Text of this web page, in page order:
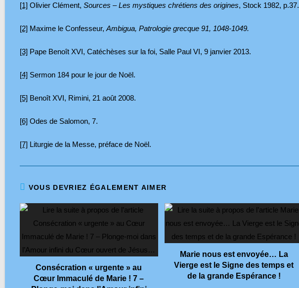
[1] Olivier Clément, Sources – Les mystiques chrétiens des origines, Stock 1982, p.37.
[2] Maxime le Confesseur, Ambigua, Patrologie grecque 91, 1048-1049.
[3] Pape Benoît XVI, Catéchèses sur la foi, Salle Paul VI, 9 janvier 2013.
[4] Sermon 184 pour le jour de Noël.
[5] Benoît XVI, Rimini, 21 août 2008.
[6] Odes de Salomon, 7.
[7] Liturgie de la Messe, préface de Noël.
VOUS DEVRIEZ ÉGALEMENT AIMER
Consécration « urgente » au
Cœur Immaculé de Marie ! 7 –
Marie nous est envoyée… La
Vierge est le Signe des temps et
de la grande Espérance !